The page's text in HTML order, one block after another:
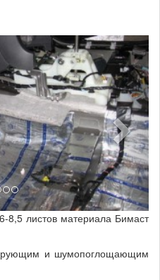
8,5 листов материала Бимаст
и шумопоглощающим